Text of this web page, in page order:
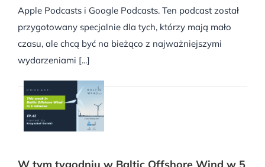
Apple Podcasts i Google Podcasts. Ten podcast został
przygotowany specjalnie dla tych, którzy mają mało
czasu, ale chcą być na bieżąco z najważniejszymi
wydarzeniami [...]
W tym tygodniu w Baltic Offshore Wind w 5